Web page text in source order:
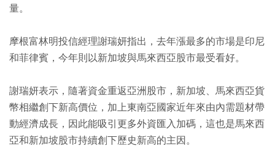
量。
摩根富林明投信經理謝瑞妍指出，去年漲最多的市場是印尼
和菲律賓，今年則以新加坡與馬來西亞股市最受看好。
謝瑞妍表示，隨著資金重返亞洲股市，新加坡、馬來西亞貨
幣相繼創下新高價位，加上東南亞國家近年來由內需題材帶
動經濟成長，因此能吸引更多外資匯入加碼，這也是馬來西
亞和新加坡股市持續創下歷史新高的主因。